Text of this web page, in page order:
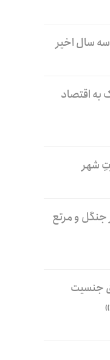
به اقتصاد
شهر
هکتار جنگل و مرتع
جنسیت